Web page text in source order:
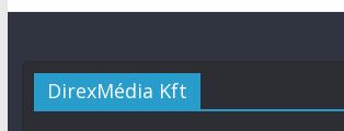
DirexMédia Kft